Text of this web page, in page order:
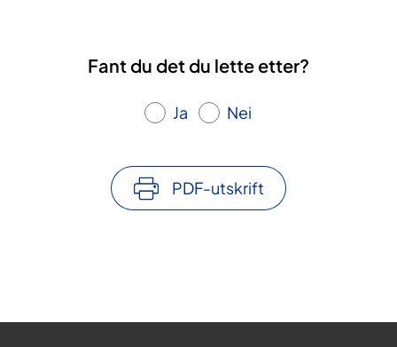
Fant du det du lette etter?
Ja Nei
PDF-utskrift